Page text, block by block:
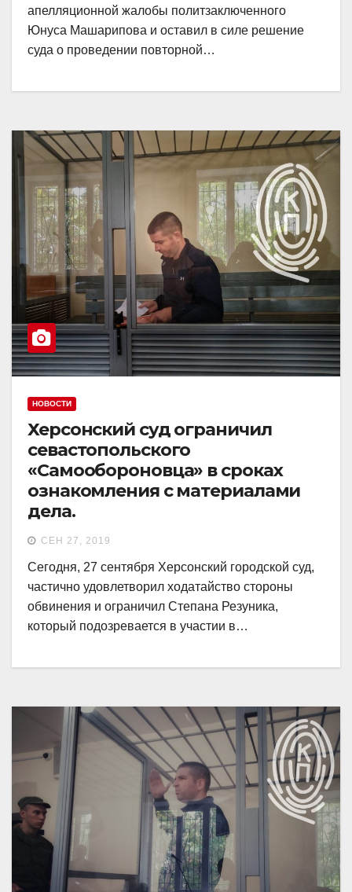
апелляционной жалобы политзаключенного
Юнуса Машарипова и оставил в силе решение
суда о проведении повторной…
НОВОСТИ
Херсонский суд ограничил
севастопольского
«Самообороновца» в сроках
ознакомления с материалами
дела.
СЕН 27, 2019
Сегодня, 27 сентября Херсонский городской суд,
частично удовлетворил ходатайство стороны
обвинения и ограничил Степана Резуника,
который подозревается в участии в…